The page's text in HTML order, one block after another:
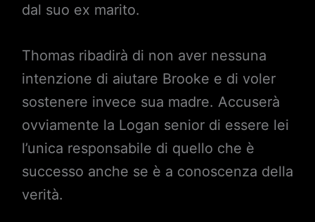
dal suo ex marito.
Thomas ribadirà di non aver nessuna
intenzione di aiutare Brooke e di voler
sostenere invece sua madre. Accuserà
ovviamente la Logan senior di essere lei
l’unica responsabile di quello che è
successo anche se è a conoscenza della
verità.